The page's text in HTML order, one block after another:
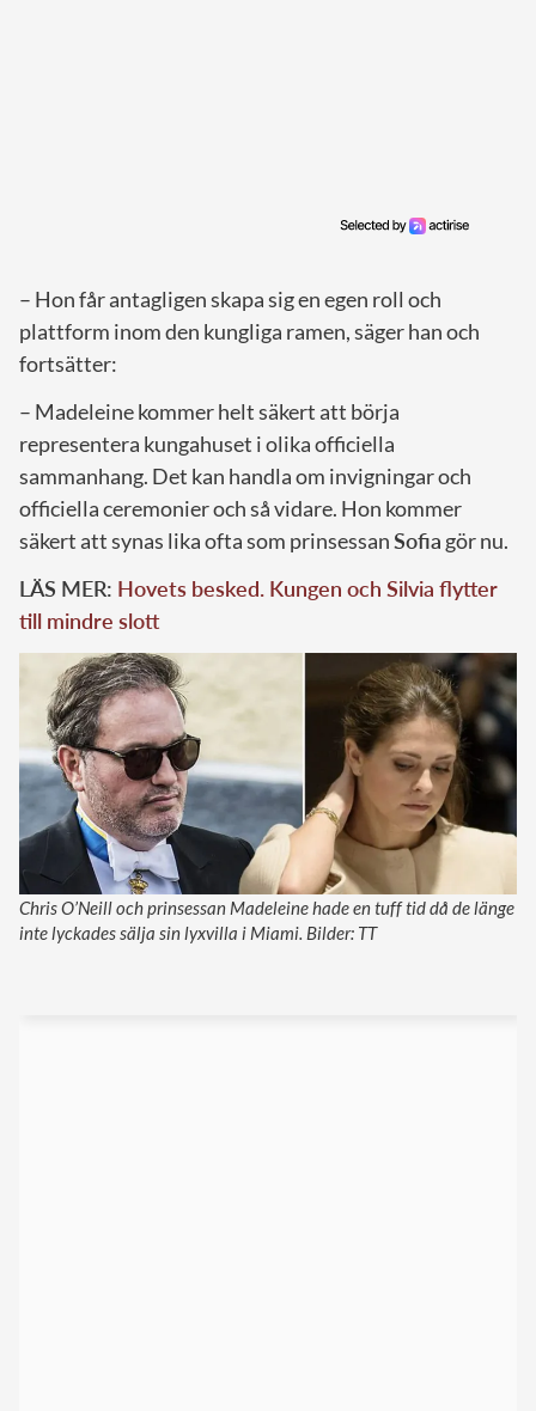
– Hon får antagligen skapa sig en egen roll och
plattform inom den kungliga ramen, säger han och
fortsätter:
– Madeleine kommer helt säkert att börja
representera kungahuset i olika officiella
sammanhang. Det kan handla om invigningar och
officiella ceremonier och så vidare. Hon kommer
säkert att synas lika ofta som prinsessanSofia gör nu.
LÄS MER: Hovets besked. Kungen och Silvia flytter
till mindre slott
Chris O’Neill och prinsessan Madeleine hade en tuff tid då de länge
inte lyckades sälja sin lyxvilla i Miami. Bilder: TT